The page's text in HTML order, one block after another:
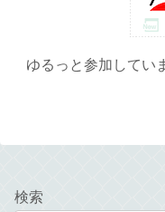
ゆるっと参加してい
検索